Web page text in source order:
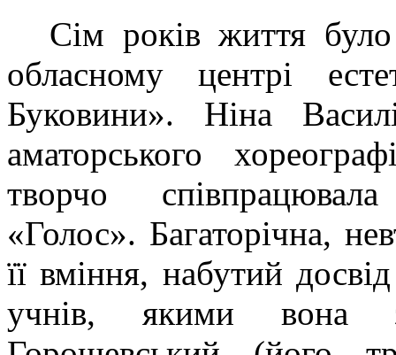
Сім років життя
обласному центрі
Буковини». Ніна
аматорського
творчо
«Голос». Багаторічна,
її вміння, набутий
учнів, якими вона